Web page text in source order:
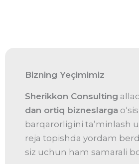
Bizning Yeçimimiz
Sherikkon Consulting
dan ortiq bizneslarga
barqarorligini ta’minlash
reja topishda yordam
siz uchun ham samarali